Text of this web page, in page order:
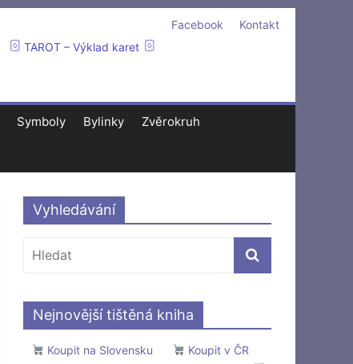
Kontakt
Facebook
TAROT – Výklad karet
Symboly Bylinky Zvěrokruh
Vyhledávání
Nejnovější tištěná kniha
Koupit na Slovensku Koupit v ČR